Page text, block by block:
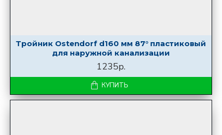
Тройник Ostendorf d160 мм 87° пластиковый
для наружной канализации
1235р.
КУПИТЬ